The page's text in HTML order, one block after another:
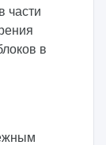
части
в